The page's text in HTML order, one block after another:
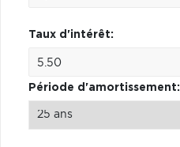
Taux d'intérêt:
Période d'amortissement: